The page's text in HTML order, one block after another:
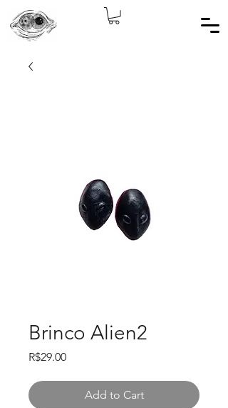
Brinco Alien2
R$29.00Price
Add to Cart